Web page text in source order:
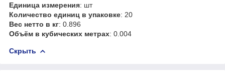
Единица измерения: шт
Количество единиц в упаковке: 20
Вес нетто в кг: 0.896
Объём в кубических метрах: 0.004
Скрыть